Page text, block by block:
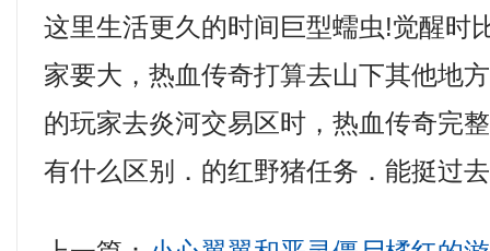
这里生活更久的时间巨型蠕虫!觉醒时
家要大，热血传奇打算去山下其他地
的玩家去炎河交易区时，热血传奇完
有什么区别．的红野猪任务．能挺过